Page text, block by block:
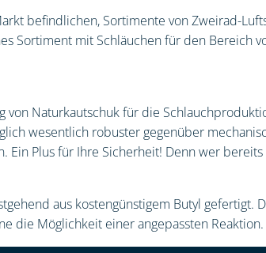
befindlichen, Sortimente von Zweirad-
Sortiment mit Schläuchen für den Bereich
Naturkautschuk für die
wesentlich robuster gegenüber
Ein Plus für Ihre Sicherheit! Denn wer
aus kostengünstigem Butyl gefertigt.
die Möglichkeit einer angepassten Reaktion.